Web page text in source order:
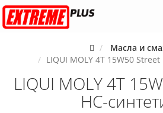
Масла и
LIQUI MOLY 4T 15W50
LIQUI MOLY 4T
HC-